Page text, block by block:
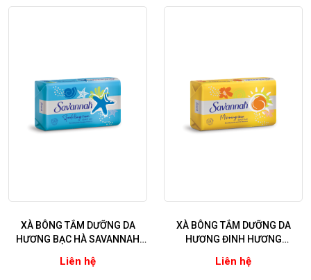
XÀ BÔNG TẮM DƯỠNG DA
HƯƠNG BẠC HÀ SAVANNAH
Liên hệ
XÀ BÔNG TẮM DƯỠNG DA
HƯƠNG ĐINH HƯƠNG
MORNING GLOW
Liên hệ